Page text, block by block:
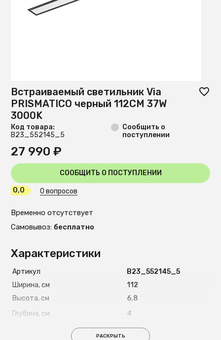
Характеристики
Артикул
B23_552145_5
Ширина, см
112
Высота, см
6,8
Глубина, см
4
2,05
РАСКРЫТЬ
Встраиваемый светильник Via
PRISMATICO черный 112CM 37W
3000K
Код товара:
B23_552145_5
Сообщить о
поступлении
27 990 ₽
СООБЩИТЬ О ПОСТУПЛЕНИИ
0,0 0 вопросов
Временно отсутствует
Самовывоз: бесплатно